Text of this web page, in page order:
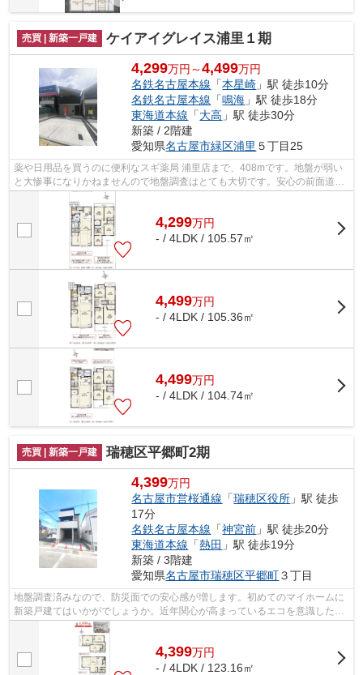
売買 | 新築一戸建 ケイアイグレイス浦里１期
4,299万円～4,499万円
名鉄名古屋本線 「本星崎 」駅 徒歩10分
名鉄名古屋本線 「鳴海 」駅 徒歩18分
東海道本線 「大高 」駅 徒歩30分
新築 / 2階建
愛知県名古屋市緑区浦里 ５丁目25
薬や日用品を買うのに便利なスギ薬局 浦里店まで、408mです。地盤が弱い
と大惨事になりかねませんので地盤調査はとても大切です。安心の前面道路
6m以上の条件を備えております。一生に...
4,299万円
- / 4LDK / 105.57㎡
4,499万円
- / 4LDK / 105.36㎡
4,499万円
- / 4LDK / 104.74㎡
売買 | 新築一戸建 瑞穂区平郷町2期
4,399万円
名古屋市営桜通線 「瑞穂区役所 」駅 徒歩
17分
名鉄名古屋本線 「神宮前 」駅 徒歩20分
東海道本線 「熱田 」駅 徒歩19分
新築 / 3階建
愛知県名古屋市瑞穂区平郷町３丁目
地盤調査済みなので、防災面での安心感が増します。初めてのマイホームに
新築戸建てはいかがでしょうか。近年関心が高まっているエコを意識した省
エネ対策がなされています。前面道路6...
4,399万円
- / 4LDK / 123.16㎡